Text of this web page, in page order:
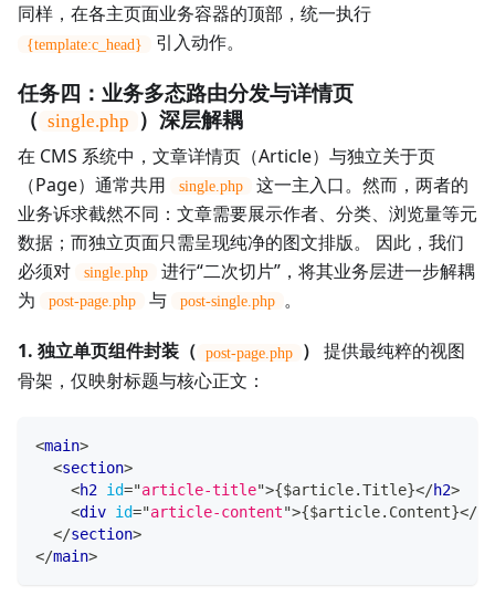
同样，在各主页面业务容器的顶部，统一执行
{template:c_head} 引入动作。
任务四：业务多态路由分发与详情页
（ single.php ）深层解耦
在 CMS 系统中，文章详情页（Article）与独立关于页
（Page）通常共用
single.php
这一主入口。然而，两者的
业务诉求截然不同：文章需要展示作者、分类、浏览量等元
数据；而独立页面只需呈现纯净的图文排版。 因此，我们
必须对
single.php
进行“二次切片”，将其业务层进一步解耦
为
post-page.php 与 post-single.php 。
1. 独立单页组件封装（ post-page.php ） 提供最纯粹的视图
骨架，仅映射标题与核心正文：
<main>
<section>
<h2 id="article-title">{$article.Title}</h2>
<div id="article-content">{$article.Content}</
</section>
</main>